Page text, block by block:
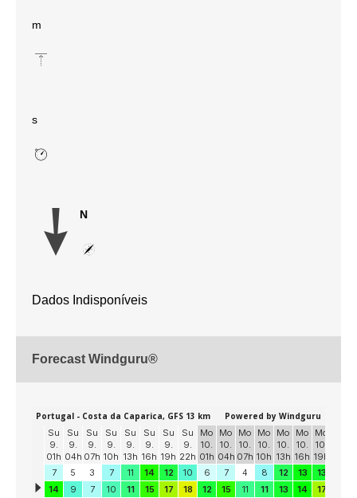
m
s
N
Dados Indisponíveis
Forecast Windguru®